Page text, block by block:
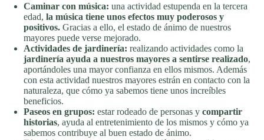
Caminar con música: una actividad estupenda en la tercera
edad, la música tiene unos efectos muy poderosos y
positivos. Gracias a ello, el estado de ánimo de nuestros
mayores puede verse mejorado.
Actividades de jardinería: realizando actividades como la
jardinería ayuda a nuestros mayores a sentirse realizado,
aportándoles una mayor confianza en ellos mismos. Además
con esta actividad nuestros mayores estrán en contacto con la
naturaleza, que cómo ya sabemos tiene unos increíbles
beneficios.
Paseos en grupos: estar rodeado de personas y compartir
historias, ayuda al entretenimiento de los mismos y cómo ya
sabemos contribuye al buen estado de ánimo.